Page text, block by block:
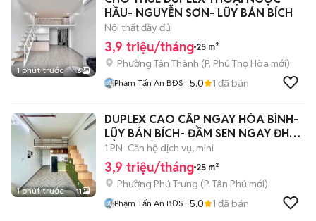
1 phút trước 6
HẦU- NGUYỄN SƠN- LŨY BÁN BÍCH
Nội thất đầy đủ
3,9 triệu/tháng 25 m²
Phường Tân Thành (P. Phú Thọ Hòa mới)
Phạm Tấn An BĐS 5.0 1 đã bán
1 phút trước 11
DUPLEX CAO CẤP NGAY HÒA BÌNH-
LŨY BÁN BÍCH- ĐẦM SEN NGAY ĐH
HỒNG BÀNG
1 PN Căn hộ dịch vụ, mini
3,9 triệu/tháng 25 m²
Phường Phú Trung (P. Tân Phú mới)
Phạm Tấn An BĐS 5.0 1 đã bán